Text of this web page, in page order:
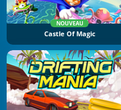
NOUVEAU
Castle Of Magic